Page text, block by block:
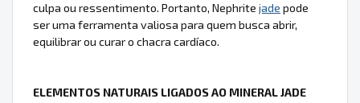
culpa ou ressentimento. Portanto, Nephrite jade pode
ser uma ferramenta valiosa para quem busca abrir,
equilibrar ou curar o chacra cardíaco.
ELEMENTOS NATURAIS LIGADOS AO MINERAL JADE